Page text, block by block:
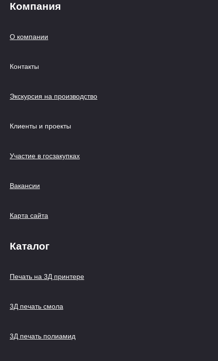
Компания
О компании
Контакты
Экскурсия на производство
Клиенты и проекты
Участие в госзакупках
Вакансии
Карта сайта
Каталог
Печать на 3Д принтере
3Д печать смола
3Д печать полиамид